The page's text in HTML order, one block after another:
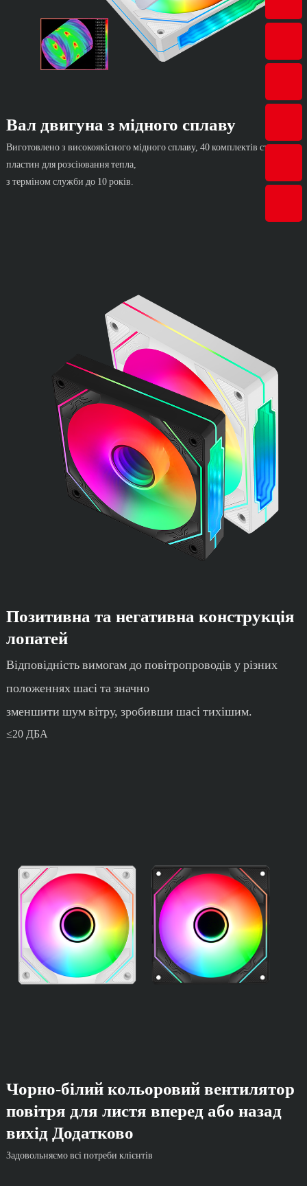
Вал двигуна з мідного сплаву
Виготовлено з високоякісного мідного сплаву, 40 комплектів сталевих
пластин для розсіювання тепла,
з терміном служби до 10 років.
Позитивна та негативна конструкція
лопатей
Відповідність вимогам до повітропроводів у різних
положеннях шасі та значно
зменшити шум вітру, зробивши шасі тихішим.
≤20 ДБА
Чорно-білий кольоровий вентилятор
повітря для листя вперед або назад
вихід Додатково
Задовольняємо всі потреби клієнтів